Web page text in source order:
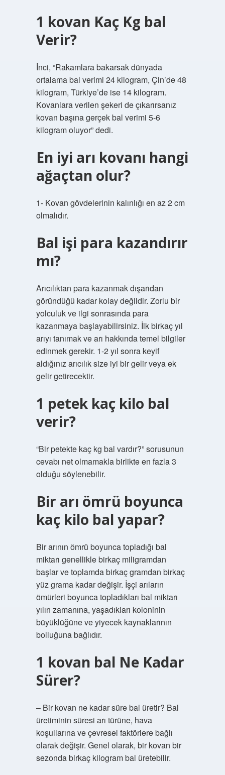
1 kovan Kaç Kg bal
Verir?
İnci, “Rakamlara bakarsak dünyada
ortalama bal verimi 24 kilogram, Çin’de 48
kilogram, Türkiye’de ise 14 kilogram.
Kovanlara verilen şekeri de çıkarırsanız
kovan başına gerçek bal verimi 5-6
kilogram oluyor” dedi.
En iyi arı kovanı hangi
ağaçtan olur?
1- Kovan gövdelerinin kalınlığı en az 2 cm
olmalıdır.
Bal işi para kazandırır
mı?
Arıcılıktan para kazanmak dışarıdan
göründüğü kadar kolay değildir. Zorlu bir
yolculuk ve ilgi sonrasında para
kazanmaya başlayabilirsiniz. İlk birkaç yıl
arıyı tanımak ve arı hakkında temel bilgiler
edinmek gerekir. 1-2 yıl sonra keyif
aldığınız arıcılık size iyi bir gelir veya ek
gelir getirecektir.
1 petek kaç kilo bal
verir?
“Bir petekte kaç kg bal vardır?” sorusunun
cevabı net olmamakla birlikte en fazla 3
olduğu söylenebilir.
Bir arı ömrü boyunca
kaç kilo bal yapar?
Bir arının ömrü boyunca topladığı bal
miktarı genellikle birkaç miligramdan
başlar ve toplamda birkaç gramdan birkaç
yüz grama kadar değişir. İşçi arıların
ömürleri boyunca topladıkları bal miktarı
yılın zamanına, yaşadıkları koloninin
büyüklüğüne ve yiyecek kaynaklarının
bolluğuna bağlıdır.
1 kovan bal Ne Kadar
Sürer?
– Bir kovan ne kadar süre bal üretir? Bal
üretiminin süresi arı türüne, hava
koşullarına ve çevresel faktörlere bağlı
olarak değişir. Genel olarak, bir kovan bir
sezonda birkaç kilogram bal üretebilir.